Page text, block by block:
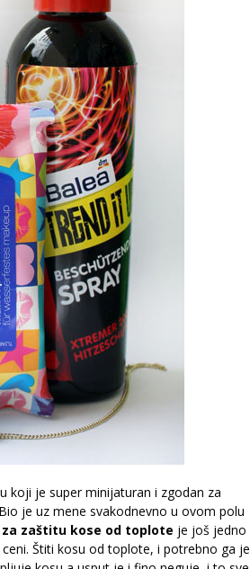
koji je super minijaturan i zgodan za
je uz mene svakodnevno u ovom polu
za zaštitu kose od toplote je još jedno
Štiti kosu od toplote, i potrebno ga je